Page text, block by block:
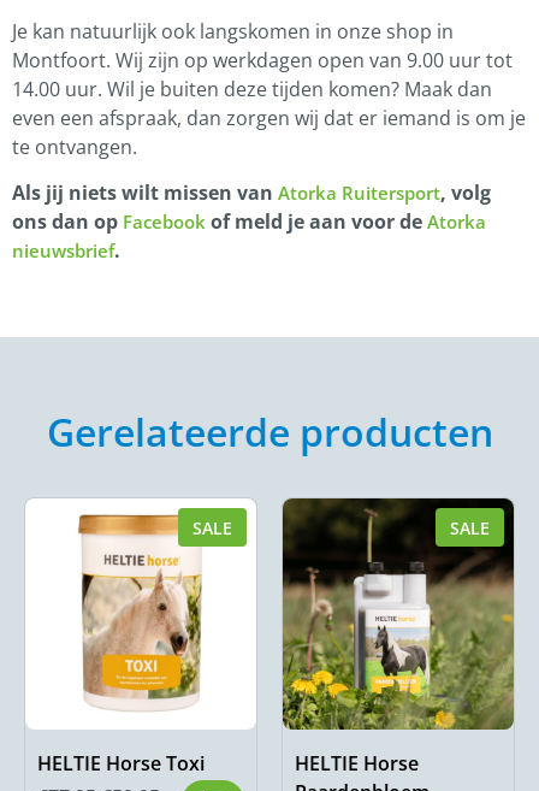
Je kan natuurlijk ook langskomen in onze shop in
Montfoort. Wij zijn op werkdagen open van 9.00 uur tot
14.00 uur. Wil je buiten deze tijden komen? Maak dan
even een afspraak, dan zorgen wij dat er iemand is om je
te ontvangen.
Als jij niets wilt missen van Atorka Ruitersport, volg
ons dan op Facebook of meld je aan voor de Atorka
nieuwsbrief.
Gerelateerde producten
SALE
HELTIE Horse Toxi
SALE
HELTIE Horse